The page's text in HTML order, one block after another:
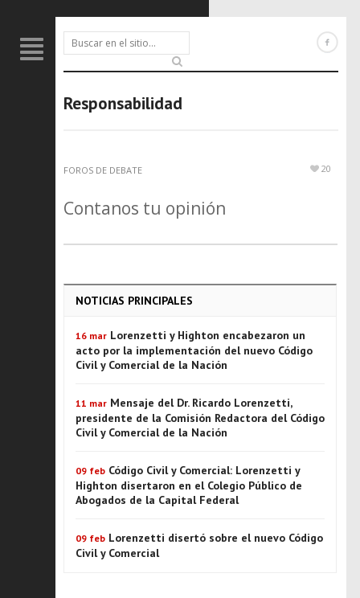
Responsabilidad
FOROS DE DEBATE 20
Contanos tu opinión
NOTICIAS PRINCIPALES
16 mar Lorenzetti y Highton encabezaron un
acto por la implementación del nuevo Código
Civil y Comercial de la Nación
11 mar Mensaje del Dr. Ricardo Lorenzetti,
presidente de la Comisión Redactora del Código
Civil y Comercial de la Nación
09 feb Código Civil y Comercial: Lorenzetti y
Highton disertaron en el Colegio Público de
Abogados de la Capital Federal
09 feb Lorenzetti disertó sobre el nuevo Código
Civil y Comercial